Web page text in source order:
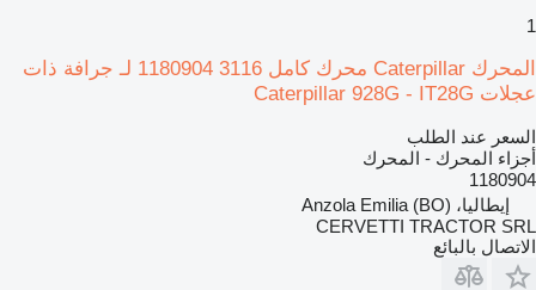
1
المحرك Caterpillar محرك كامل 3116 1180904 لـ جرافة ذات
عجلات Caterpillar 928G - IT28G
السعر عند الطلب
أجزاء المحرك - المحرك
1180904
إيطاليا، Anzola Emilia (BO)
CERVETTI TRACTOR SRL
الاتصال بالبائع